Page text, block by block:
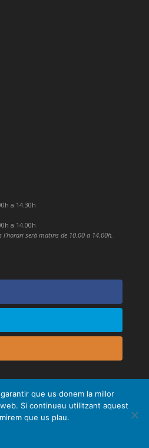
a 14.30h
a 14.00h
serà matins de 10.00 a 14.00h.
que us donem la millor
Si continueu utilitzant aquest
que us plau.